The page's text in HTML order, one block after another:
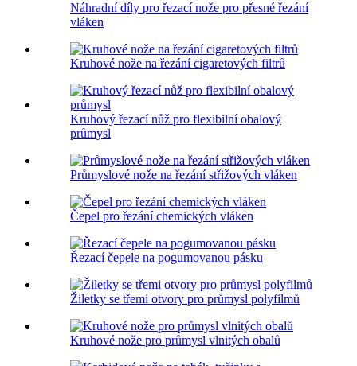
Náhradní díly pro řezací nože pro přesné řezání
vláken
Kruhové nože na řezání cigaretových filtrů
Kruhový řezací nůž pro flexibilní obalový
průmysl
Průmyslové nože na řezání střižových vláken
Čepel pro řezání chemických vláken
Řezací čepele na pogumovanou pásku
Žiletky se třemi otvory pro průmysl polyfilmů
Kruhové nože pro průmysl vlnitých obalů